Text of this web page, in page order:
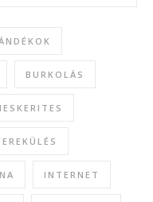
BURKOLÁS
INTERNET